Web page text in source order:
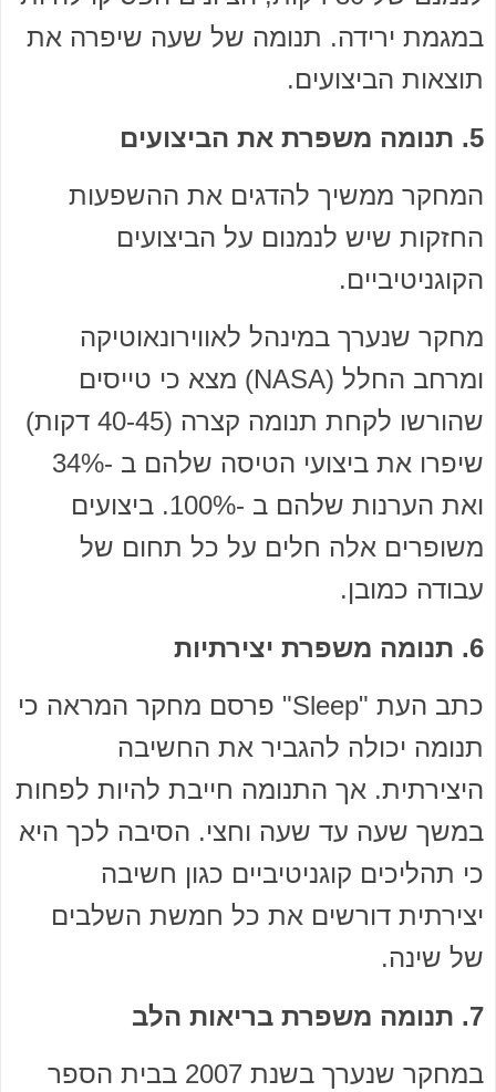
במגמת ירידה. תנומה של שעה שיפרה את
תוצאות הביצועים.
5. תנומה משפרת את הביצועים
המחקר ממשיך להדגים את ההשפעות
החזקות שיש לנמנום על הביצועים
הקוגניטיביים.
מחקר שנערך במינהל לאווירונאוטיקה
ומרחב החלל (NASA) מצא כי טייסים
שהורשו לקחת תנומה קצרה (40-45 דקות)
שיפרו את ביצועי הטיסה שלהם ב -34%
ואת הערנות שלהם ב -100%. ביצועים
משופרים אלה חלים על כל תחום של
עבודה כמובן.
6. תנומה משפרת יצירתיות
כתב העת "Sleep" פרסם מחקר המראה כי
תנומה יכולה להגביר את החשיבה
היצירתית. אך התנומה חייבת להיות לפחות
במשך שעה עד שעה וחצי. הסיבה לכך היא
כי תהליכים קוגניטיביים כגון חשיבה
יצירתית דורשים את כל חמשת השלבים
של שינה.
7. תנומה משפרת בריאות הלב
במחקר שנערך בשנת 2007 בבית הספר